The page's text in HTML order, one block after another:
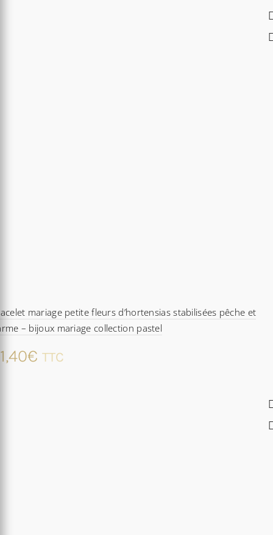
mariage petite fleurs d’hortensias stabilisées pêche et
– bijoux mariage collection pastel
€ TTC